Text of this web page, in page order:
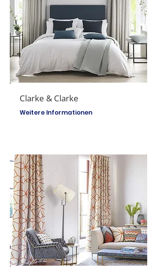
Clarke & Clarke
Weitere Informationen